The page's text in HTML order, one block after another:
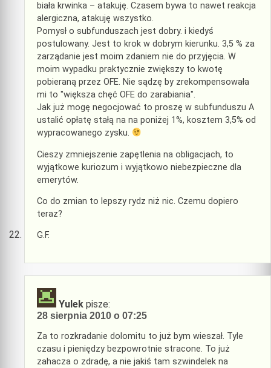
biała krwinka – atakuję. Czasem bywa to nawet reakcja
alergiczna, atakuję wszystko.
Pomysł o subfunduszach jest dobry. i kiedyś
postulowany. Jest to krok w dobrym kierunku. 3,5 % za
zarządanie jest moim zdaniem nie do przyjęcia. W
moim wypadku praktycznie zwiększy to kwotę
pobieraną przez OFE. Nie sądzę by zrekompensowała
mi to "większa chęć OFE do zarabiania".
Jak już mogę negocjować to proszę w subfunduszu A
ustalić opłatę stałą na na poniżej 1%, kosztem 3,5% od
wypracowanego zysku.
Cieszy zmniejszenie zapętlenia na obligacjach, to
wyjątkowe kuriozum i wyjątkowo niebezpieczne dla
emerytów.
Co do zmian to lepszy rydz niż nic. Czemu dopiero
teraz?
G.F.
Yulek pisze:
28 sierpnia 2010 o 07:25
Za to rozkradanie dolomitu to już bym wieszał. Tyle
czasu i pieniędzy bezpowrotnie stracone. To już
zahacza o zdradę, a nie jakiś tam szwindelek na